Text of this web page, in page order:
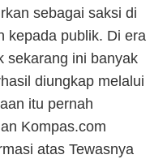
sebagai saksi di
kepada publik. Di era
sekarang ini banyak
diungkap melalui
itu pernah
Kompas.com
atas Tewasnya